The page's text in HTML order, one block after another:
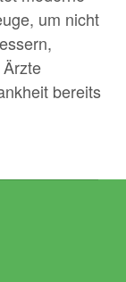
um nicht
bereits